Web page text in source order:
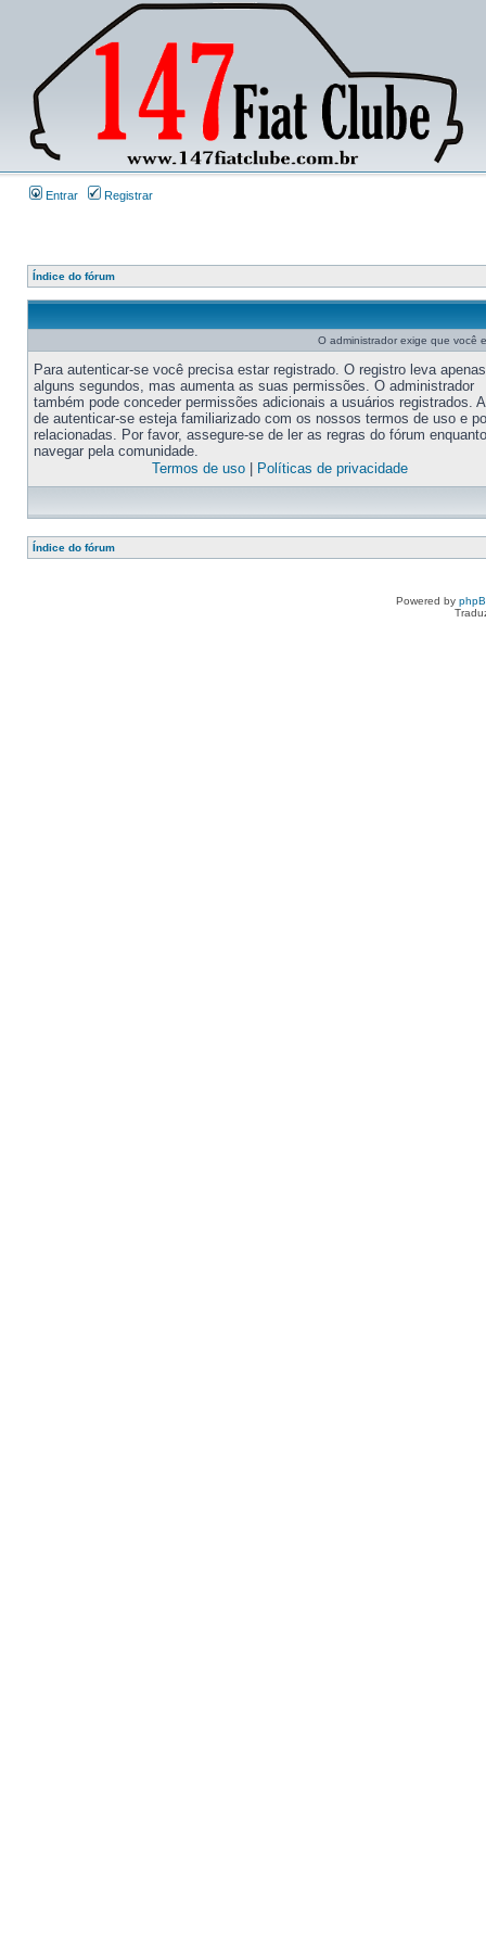
Entrar Registrar
Índice do fórum
O administrador exige que você
Para autenticar-se você precisa estar registrado. O registro leva apenas
alguns segundos, mas aumenta as suas permissões. O administrador
também pode conceder permissões adicionais a usuários registrados.
de autenticar-se esteja familiarizado com os nossos termos de uso e
relacionadas. Por favor, assegure-se de ler as regras do fórum enquanto
navegar pela comunidade.
Termos de uso| Políticas de privacidade
Índice do fórum
Powered by